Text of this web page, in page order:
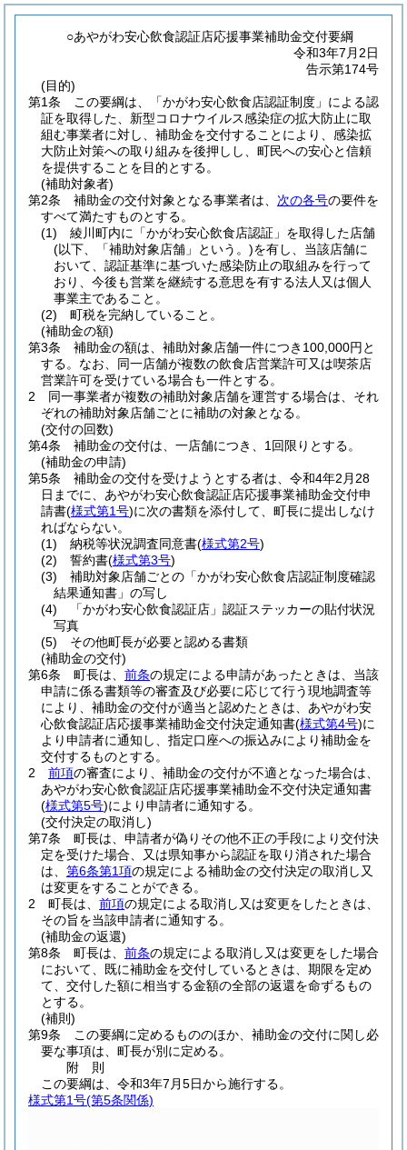
○あやがわ安心飲食認証店応援事業補助金交付要綱
令和3年7月2日
告示第174号
(目的)
第1条
この要綱は、「かがわ安心飲食店認証制度」による認
証を取得した、新型コロナウイルス感染症の拡大防止に取
組む事業者に対し、補助金を交付することにより、感染拡
大防止対策への取り組みを後押しし、町民への安心と信頼
を提供することを目的とする。
(補助対象者)
第2条
補助金の交付対象となる事業者は、 次の各号の要件を
すべて満たすものとする。
(1)
綾川町内に「かがわ安心飲食店認証」を取得した店舗
(以下、「補助対象店舗」という。)を有し、当該店舗に
おいて、認証基準に基づいた感染防止の取組みを行って
おり、今後も営業を継続する意思を有する法人又は個人
事業主であること。
(2)
町税を完納していること。
(補助金の額)
第3条
補助金の額は、補助対象店舗一件につき100,000円と
する。 なお、同一店舗が複数の飲食店営業許可又は喫茶店
営業許可を受けている場合も一件とする。
2
同一事業者が複数の補助対象店舗を運営する場合は、それ
ぞれの補助対象店舗ごとに補助の対象となる。
(交付の回数)
第4条
補助金の交付は、一店舗につき、1回限りとする。
(補助金の申請)
第5条
補助金の交付を受けようとする者は、令和4年2月28
日までに、あやがわ安心飲食認証店応援事業補助金交付申
請書(様式第1号)に次の書類を添付して、町長に提出しなけ
ればならない。
(1)
納税等状況調査同意書(様式第2号)
(2)
誓約書(様式第3号)
(3)
補助対象店舗ごとの「かがわ安心飲食店認証制度確認
結果通知書」の写し
(4)
「かがわ安心飲食認証店」認証ステッカーの貼付状況
写真
(5)
その他町長が必要と認める書類
(補助金の交付)
第6条
町長は、 前条の規定による申請があったときは、当該
申請に係る書類等の審査及び必要に応じて行う現地調査等
により、補助金の交付が適当と認めたときは、あやがわ安
心飲食認証店応援事業補助金交付決定通知書(様式第4号)に
より申請者に通知し、指定口座への振込みにより補助金を
交付するものとする。
2
前項の審査により、補助金の交付が不適となった場合は、
あやがわ安心飲食認証店応援事業補助金不交付決定通知書
(様式第5号)により申請者に通知する。
(交付決定の取消し)
第7条
町長は、申請者が偽りその他不正の手段により交付決
定を受けた場合、又は県知事から認証を取り消された場合
は、 第6条第1項の規定による補助金の交付決定の取消し又
は変更をすることができる。
2
町長は、 前項の規定による取消し又は変更をしたときは、
その旨を当該申請者に通知する。
(補助金の返還)
第8条
町長は、 前条の規定による取消し又は変更をした場合
において、既に補助金を交付しているときは、期限を定め
て、交付した額に相当する金額の全部の返還を命ずるもの
とする。
(補則)
第9条
この要綱に定めるもののほか、補助金の交付に関し必
要な事項は、町長が別に定める。
附 則
この要綱は、令和3年7月5日から施行する。
様式第1号(第5条関係)